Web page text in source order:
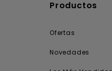
Productos
Ofertas
Novedades